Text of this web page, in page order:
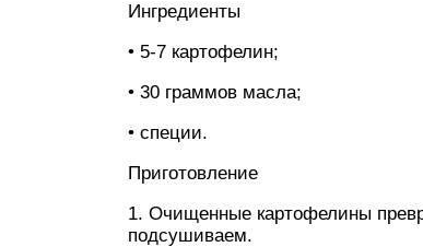
Ингредиенты
• 5-7 картофелин;
• 30 граммов масла;
• специи.
Приготовление
1. Очищенные картофелины
подсушиваем.